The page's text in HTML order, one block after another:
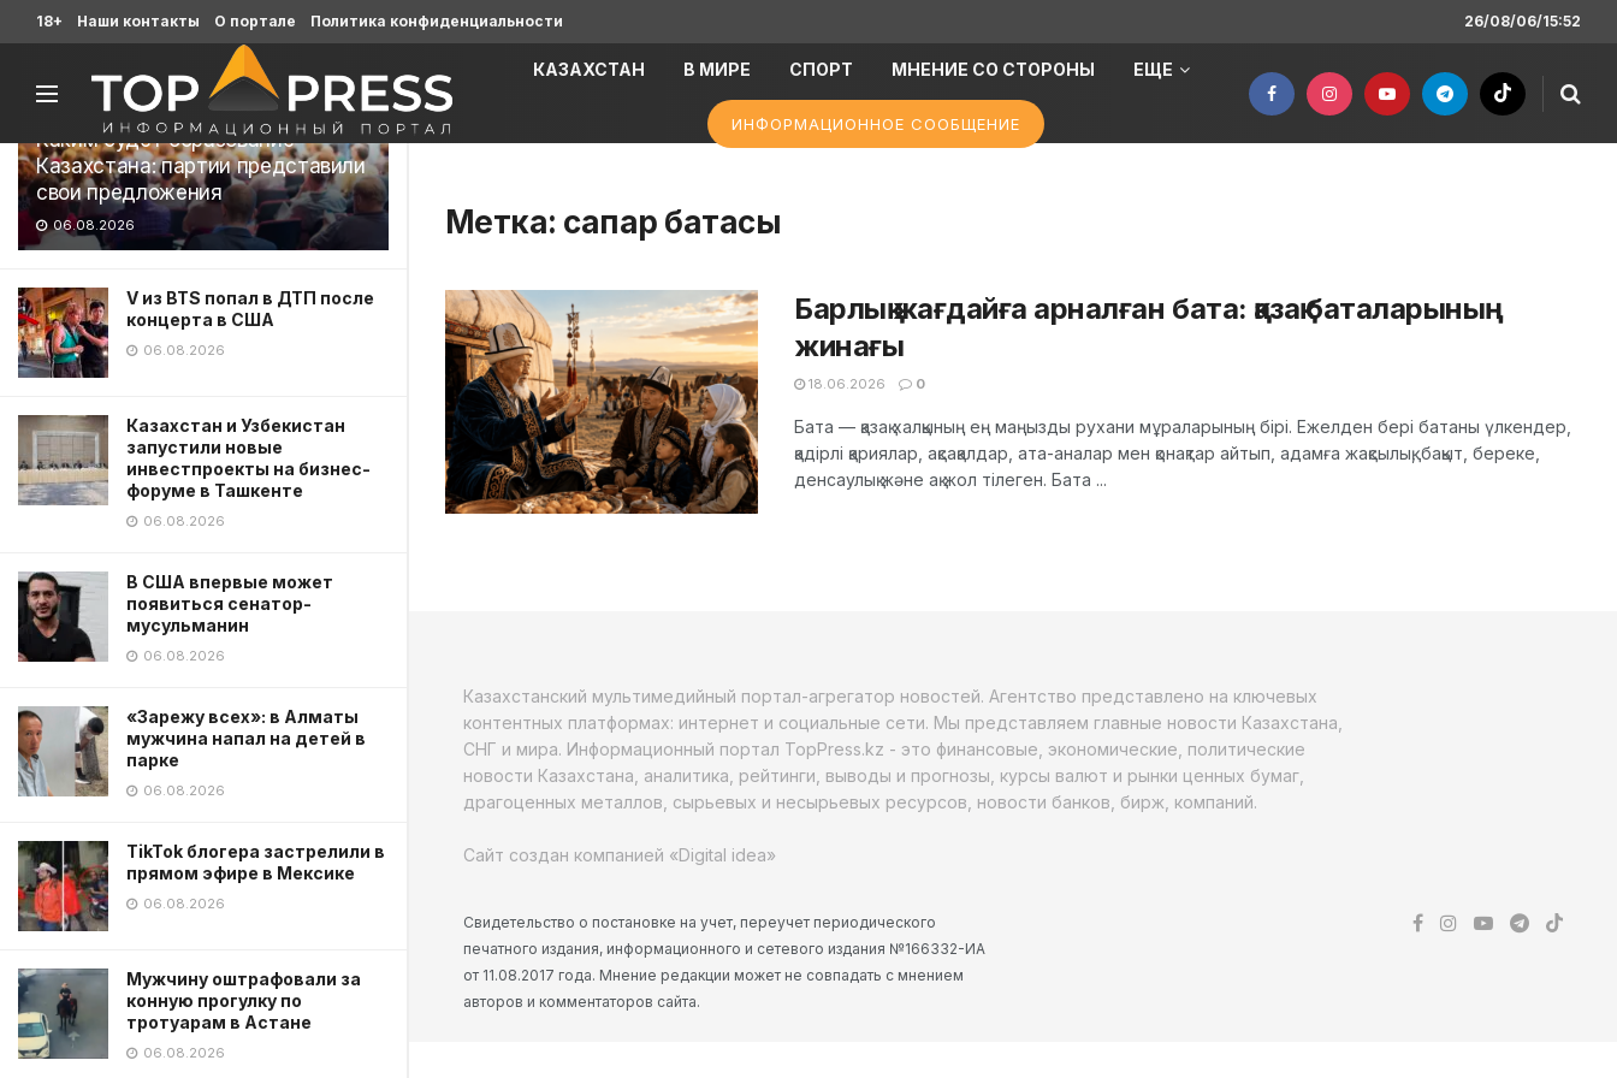
Последние
Каким будет образование
Казахстана: партии представили
свои предложения
06.08.2026
V из BTS попал в ДТП после
концерта в США
06.08.2026
Казахстан и Узбекистан
запустили новые
инвестпроекты на бизнес-
форуме в Ташкенте
06.08.2026
В США впервые может
появиться сенатор-
мусульманин
06.08.2026
«Зарежу всех»: в Алматы
мужчина напал на детей в
парке
06.08.2026
TikTok блогера застрелили в
прямом эфире в Мексике
06.08.2026
Мужчину оштрафовали за
конную прогулку по
тротуарам в Астане
06.08.2026
18+ Наши контакты О портале Политика конфиденциальности 26/08/06/15:52
КАЗАХСТАН В МИРЕ СПОРТ МНЕНИЕ СО СТОРОНЫ ЕЩЕ
ИНФОРМАЦИОННОЕ СООБЩЕНИЕ
Метка: сапар батасы
Барлық жағдайға арналған бата: қазақ баталарының
жинағы
18.06.2026 0
Бата — қазақ халқының ең маңызды рухани мұраларының бірі. Ежелден бері батаны үлкендер,
қадірлі қариялар, ақсақалдар, ата-аналар мен қонақтар айтып, адамға жақсылық, бақыт, береке,
денсаулық және ақ жол тілеген. Бата ...
Казахстанский мультимедийный портал-агрегатор новостей. Агентство представлено на ключевых
контентных платформах: интернет и социальные сети. Мы представляем главные новости Казахстана,
СНГ и мира. Информационный портал TopPress.kz - это финансовые, экономические, политические
новости Казахстана, аналитика, рейтинги, выводы и прогнозы, курсы валют и рынки ценных бумаг,
драгоценных металлов, сырьевых и несырьевых ресурсов, новости банков, бирж, компаний.
Сайт создан компанией «Digital idea»
Свидетельство о постановке на учет, переучет периодического
печатного издания, информационного и сетевого издания №166332-ИА
от 11.08.2017 года. Мнение редакции может не совпадать с мнением
авторов и комментаторов сайта.